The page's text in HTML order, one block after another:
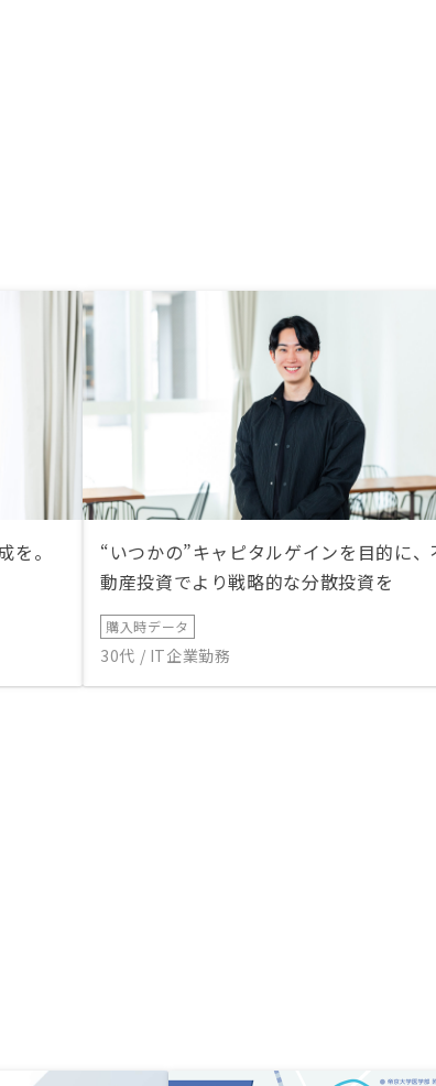
を。
“いつかの”キャピタルゲインを目的に、
動産投資でより戦略的な分散投資を
購入時データ
30代 / IT企業勤務